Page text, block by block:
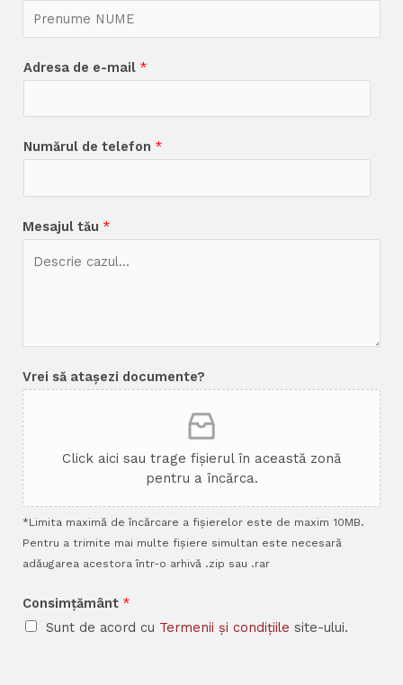
Adresa de e-mail *
Numărul de telefon *
Mesajul tău *
Vrei să atașezi documente?
Click aici sau trage fișierul în această zonă
pentru a încărca.
*Limita maximă de încărcare a fișierelor este de maxim 10MB.
Pentru a trimite mai multe fișiere simultan este necesară
adăugarea acestora într-o arhivă .zip sau .rar
Consimțământ *
Sunt de acord cu Termenii și condițiile site-ului.